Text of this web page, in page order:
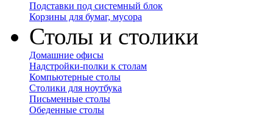
Подставки под системный блок
Корзины для бумаг, мусора
Столы и столики
Домашние офисы
Надстройки-полки к столам
Компьютерные столы
Столики для ноутбука
Письменные столы
Обеденные столы